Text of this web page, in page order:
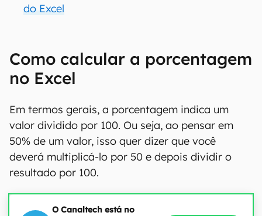
do Excel
Como calcular a porcentagem
no Excel
Em termos gerais, a porcentagem indica um
valor dividido por 100. Ou seja, ao pensar em
50% de um valor, isso quer dizer que você
deverá multiplicá-lo por 50 e depois dividir o
resultado por 100.
O Canaltech está no